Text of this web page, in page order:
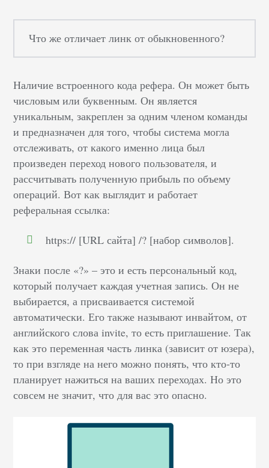
Что же отличает линк от обыкновенного?
Наличие встроенного кода рефера. Он может быть
числовым или буквенным. Он является
уникальным, закреплен за одним членом команды
и предназначен для того, чтобы система могла
отслеживать, от какого именно лица был
произведен переход нового пользователя, и
рассчитывать полученную прибыль по объему
операций. Вот как выглядит и работает
реферальная ссылка:
https:// [URL сайта] /? [набор символов].
Знаки после «?» – это и есть персональный код,
который получает каждая учетная запись. Он не
выбирается, а присваивается системой
автоматически. Его также называют инвайтом, от
английского слова invite, то есть приглашение. Так
как это переменная часть линка (зависит от юзера),
то при взгляде на него можно понять, что кто-то
планирует нажиться на ваших переходах. Но это
совсем не значит, что для вас это опасно.